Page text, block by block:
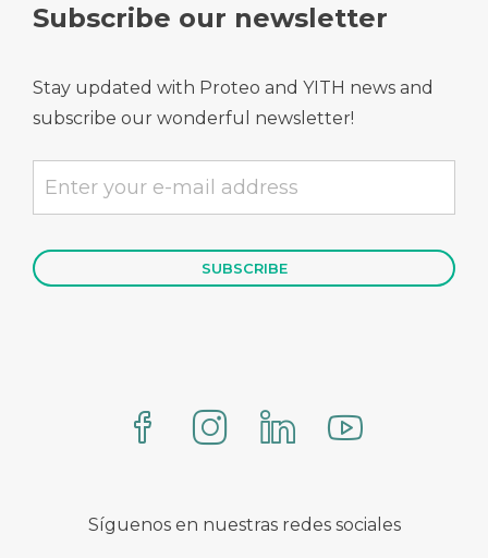
Subscribe our newsletter
Stay updated with Proteo and YITH news and
subscribe our wonderful newsletter!
Síguenos en nuestras redes sociales